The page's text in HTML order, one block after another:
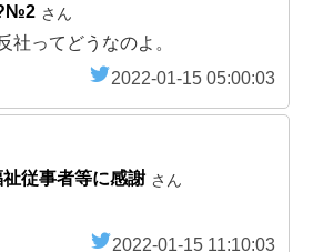
さん
社ってどうなのよ。
2022-01-15 05:00:03
祉従事者等に感謝 さん
2022-01-15 11:10:03